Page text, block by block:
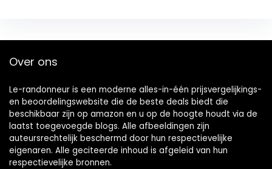
Over ons
Le-randonneur is een moderne alles-in-één prijsvergelijkings-
en beoordelingswebsite die de beste deals biedt die
beschikbaar zijn op amazon en u op de hoogte houdt via de
laatst toegevoegde blogs. Alle afbeeldingen zijn
auteursrechtelijk beschermd door hun respectievelijke
eigenaren. Alle geciteerde inhoud is afgeleid van hun
respectievelijke bronnen.